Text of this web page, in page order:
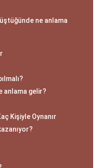
ne anlama
anlama gelir?
Kişiyle Oynanır